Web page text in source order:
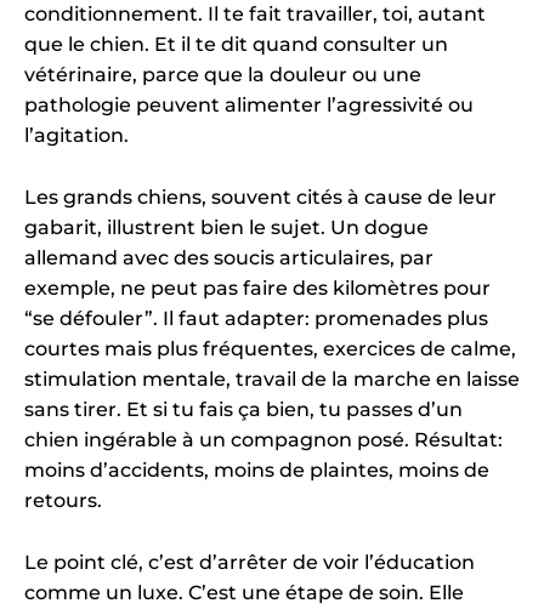
conditionnement. Il te fait travailler, toi, autant
que le chien. Et il te dit quand consulter un
vétérinaire, parce que la douleur ou une
pathologie peuvent alimenter l’agressivité ou
l’agitation.
Les grands chiens, souvent cités à cause de leur
gabarit, illustrent bien le sujet. Un dogue
allemand avec des soucis articulaires, par
exemple, ne peut pas faire des kilomètres pour
“se défouler”. Il faut adapter: promenades plus
courtes mais plus fréquentes, exercices de calme,
stimulation mentale, travail de la marche en laisse
sans tirer. Et si tu fais ça bien, tu passes d’un
chien ingérable à un compagnon posé. Résultat:
moins d’accidents, moins de plaintes, moins de
retours.
Le point clé, c’est d’arrêter de voir l’éducation
comme un luxe. C’est une étape de soin. Elle